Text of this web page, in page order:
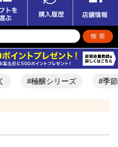
#極醸シリーズ #季節